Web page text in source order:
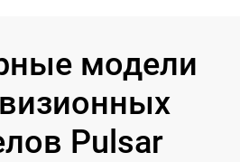
модели
Pulsar